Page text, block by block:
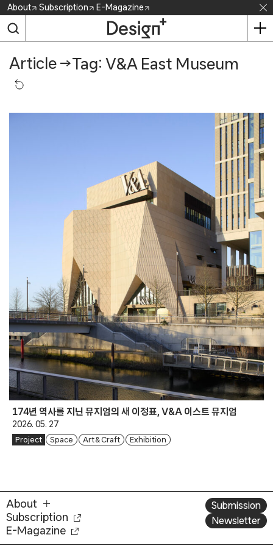
Skip
content
About Subscription E-Magazine
Article →Tag: V&A East Museum
174년 역사를 지닌 뮤지엄의 새 이정표, V&A 이스트 뮤지엄
2026. 05. 27
Project Space Art & Craft Exhibition
About
Subscription
E-Magazine
Submission
Newsletter